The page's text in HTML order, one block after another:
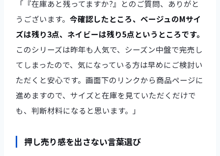
「『在庫あと残ってますか?』とのご質問、ありがと
うございます。 今確認したところ、ベージュのMサイ
ズは残り3点、ネイビーは残り5点というところです。
このシリーズは昨年も人気で、シーズン中盤で完売し
てしまったので、気になっている方は早めにご検討い
ただくと安心です。画面下のリンクから商品ページに
進めますので、サイズと在庫を見ていただくだけで
も、判断材料になると思います。」
押し売り感を出さない言葉選び